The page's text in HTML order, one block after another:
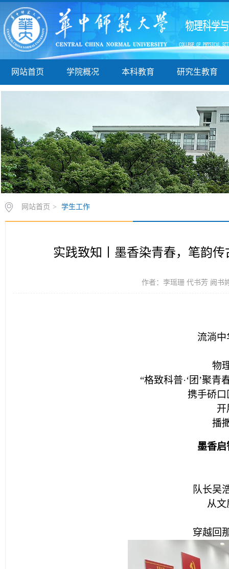
网站首页 学院概况 本科教育 研究生教育
网站首页 > 学生工作
实践致知丨墨香染青春，笔韵
作者：李瑶珊 代书芳 阙书
流淌
物
“格致科普·‘团’聚
携手硚
开
播
墨香
队长吴
从文
穿越回